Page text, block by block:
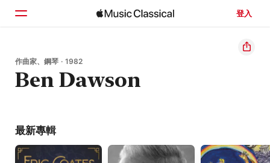
登入
首頁
瀏覽
作曲家、鋼琴 · 1982
Ben Dawson
最新專輯